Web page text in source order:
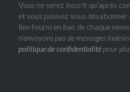
Vous ne serez inscrit qu'après
et vous pouvez vous
lien fourni en bas de chaque
n’envoyons pas de messages
politique de confidentialité pour